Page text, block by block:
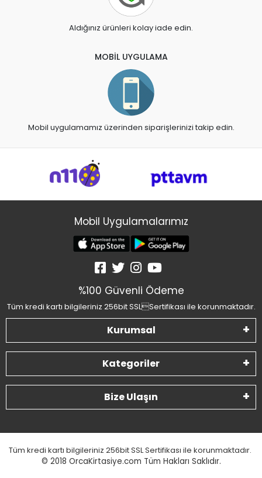
Aldığınız ürünleri kolay iade edin.
MOBİL UYGULAMA
Mobil uygulamamız üzerinden siparişlerinizi takip edin.
Mobil Uygulamalarımız
%100 Güvenli Ödeme
Tüm kredi kartı bilgileriniz 256bit SSLSertifikası ile korunmaktadır.
Kurumsal
Kategoriler
Bize Ulaşın
Tüm kredi kartı bilgileriniz 256bit SSL Sertifikası ile korunmaktadır.
© 2018 OrcaKirtasiye.com Tüm Hakları Saklıdır.